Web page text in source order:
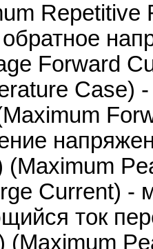
Repetitive
Forward
Case)
(Maximum
Current) -
ток
(Maximum